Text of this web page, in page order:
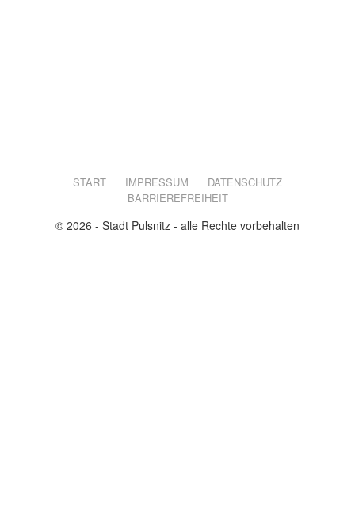
START IMPRESSUM
DATENSCHUTZ
BARRIEREFREIHEIT
© 2026 - Stadt Pulsnitz - alle Rechte vorbehalten